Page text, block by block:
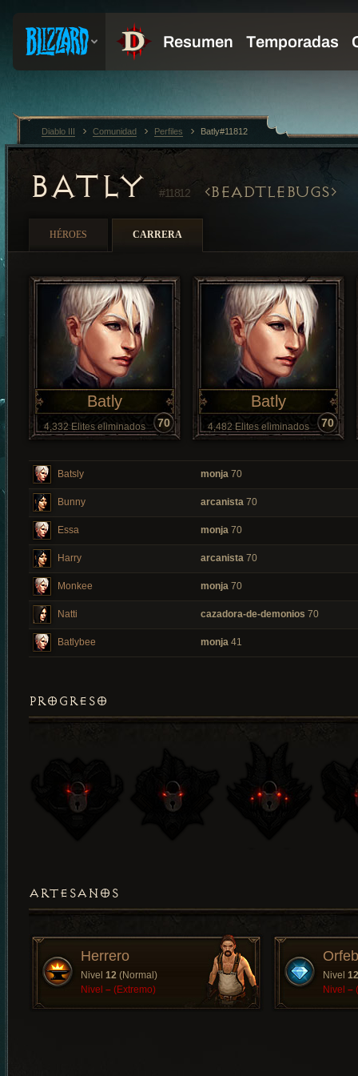
BATLY#11812 BEADTLEBUGS
HÉROES CARRERA
Batly
4,332 Elites eliminados 70
Batly
4,482 Elites eliminados 70
Batsly monja 70
Bunny arcanista 70
Essa monja 70
Harry arcanista 70
Monkee monja 70
Natti cazadora-de-demonios 70
Batlybee monja 41
PROGRESO
ARTESANOS
Herrero
Nivel 12 (Normal)
Nivel – (Extremo)
Nivel 12
Nivel –
Diablo III Comunidad Perfiles Batly#11812